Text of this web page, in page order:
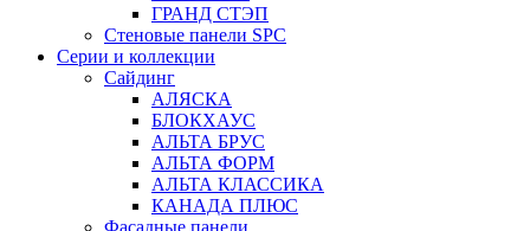
ГРАНД СТЭП
Стеновые панели SPC
Серии и коллекции
Сайдинг
АЛЯСКА
БЛОКХАУС
АЛЬТА БРУС
АЛЬТА ФОРМ
АЛЬТА КЛАССИКА
КАНАДА ПЛЮС
Фасадные панели